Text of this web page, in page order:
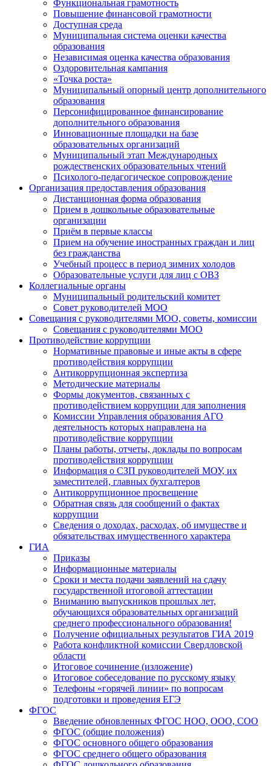
Функциональная грамотность
Повышение финансовой грамотности
Доступная среда
Муниципальная система оценки качества
образования
Независимая оценка качества образования
Оздоровительная кампания
«Точка роста»
Муниципальный опорный центр дополнительного
образования
Персонифицированное финансирование
дополнительного образования
Инновационные площадки на базе
образовательных организаций
Муниципальный этап Международных
рождественских образовательных чтений
Психолого-педагогическое сопровождение
Организация предоставления образования
Дистанционная форма образования
Прием в дошкольные образовательные
организации
Приём в первые классы
Прием на обучение иностранных граждан и лиц
без гражданства
Учебный процесс в период зимних холодов
Образовательные услуги для лиц с ОВЗ
Коллегиальные органы
Муниципальный родительский комитет
Совет руководителей МОО
Совещания с руководителями МОО, советы, комиссии
Совещания с руководителями МОО
Противодействие коррупции
Нормативные правовые и иные акты в сфере
противодействия коррупции
Антикоррупционная экспертиза
Методические материалы
Формы документов, связанных с
противодействием коррупции для заполнения
Комиссии Управления образования АГО
деятельность которых направлена на
противодействие коррупции
Планы работы, отчеты, доклады по вопросам
противодействия коррупции
Информация о СЗП руководителей МОУ, их
заместителей, главных бухгалтеров
Антикоррупционное просвещение
Обратная связь для сообщений о фактах
коррупции
Сведения о доходах, расходах, об имуществе и
обязательствах имущественного характера
ГИА
Приказы
Информационные материалы
Сроки и места подачи заявлений на сдачу
государственной итоговой аттестации
Вниманию выпускников прошлых лет,
обучающихся образовательных организаций
среднего профессионального образования!
Получение официальных результатов ГИА 2019
Работа конфликтной комиссии Свердловской
области
Итоговое сочинение (изложение)
Итоговое собеседование по русскому языку
Телефоны «горячей линии» по вопросам
подготовки и проведения ЕГЭ
ФГОС
Введение обновленных ФГОС НОО, ООО, СОО
ФГОС (общие положения)
ФГОС основного общего образования
ФГОС среднего общего образования